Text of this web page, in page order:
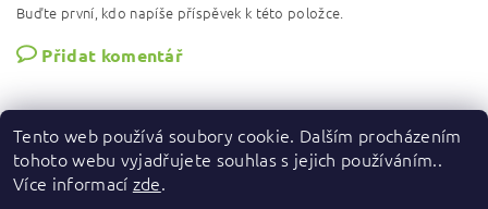
Buďte první, kdo napíše příspěvek k této položce.
Přidat komentář
Tento web používá soubory cookie. Dalším procházením
tohoto webu vyjadřujete souhlas s jejich používáním..
Více informací zde.